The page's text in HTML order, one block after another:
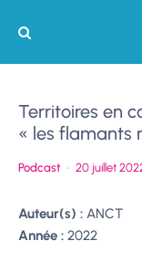
Territoires en
« les flamants
Podcast · 20 juillet
Auteur(s) : ANCT
Année : 2022